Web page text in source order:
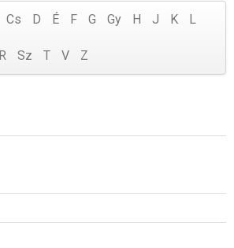
Cs D É F G Gy H J K L
R Sz T V Z